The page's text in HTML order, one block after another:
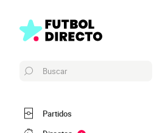
Buscar
Partidos